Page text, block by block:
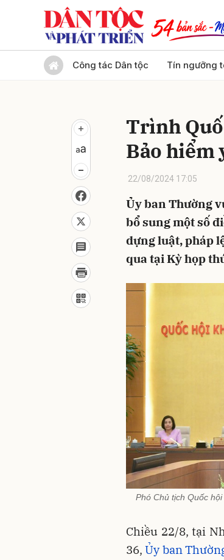
Công tác Dân tộc Tín ngưỡng
Trình
Bảo hiểm
22/08/2024 17:05
Ủy ban Thường
bổ sung một số
dựng luật, pháp
qua tại Kỳ họp
Phó Chủ tịch Quốc
Chiều 22/8, tại
36,Ủy ban